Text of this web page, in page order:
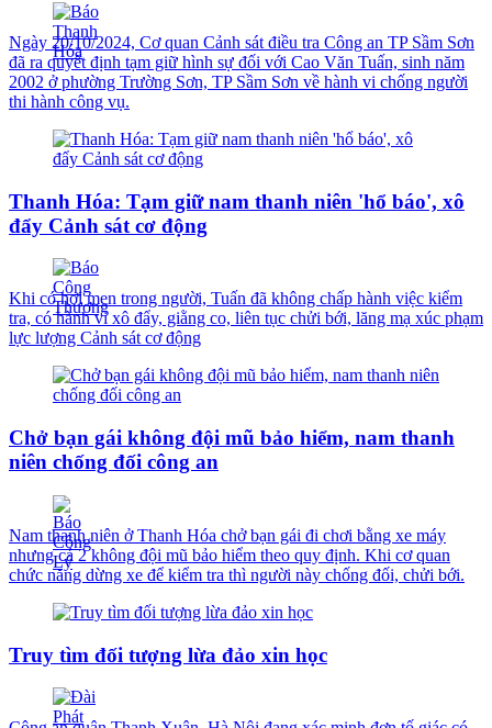
Ngày 20/10/2024, Cơ quan Cảnh sát điều tra Công an TP Sầm Sơn
đã ra quyết định tạm giữ hình sự đối với Cao Văn Tuấn, sinh năm
2002 ở phường Trường Sơn, TP Sầm Sơn về hành vi chống người
thi hành công vụ.
Thanh Hóa: Tạm giữ nam thanh niên 'hổ báo', xô
đẩy Cảnh sát cơ động
Khi có hơi men trong người, Tuấn đã không chấp hành việc kiểm
tra, có hành vi xô đẩy, giằng co, liên tục chửi bới, lăng mạ xúc phạm
lực lượng Cảnh sát cơ động
Chở bạn gái không đội mũ bảo hiểm, nam thanh
niên chống đối công an
Nam thanh niên ở Thanh Hóa chở bạn gái đi chơi bằng xe máy
nhưng cả 2 không đội mũ bảo hiểm theo quy định. Khi cơ quan
chức năng dừng xe để kiểm tra thì người này chống đối, chửi bới.
Truy tìm đối tượng lừa đảo xin học